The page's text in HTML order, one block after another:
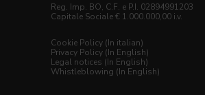
Reg. Imp. BO, C.F. e P.I. 02894991203
Capitale Sociale € 1.000.000,00 i.v.
Cookie Policy (In italian)
Privacy Policy (In English)
Legal notices (In English)
Whistleblowing (In English)